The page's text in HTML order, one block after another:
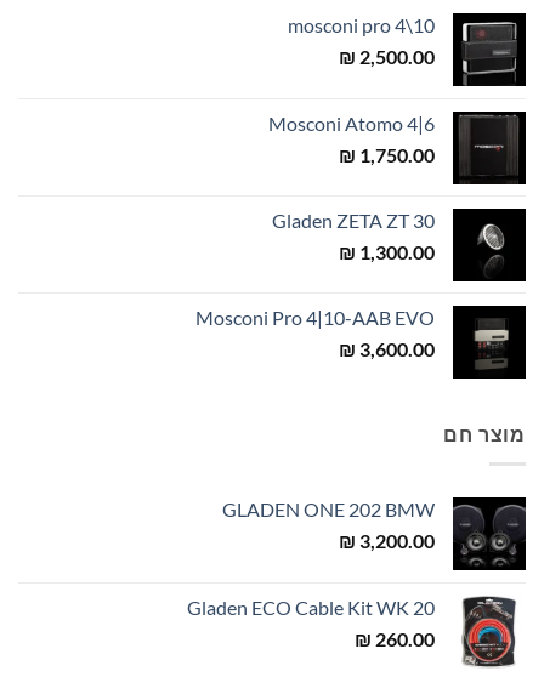
mosconi pro 4\10
₪ 2,500.00
Mosconi Atomo 4|6
₪ 1,750.00
Gladen ZETA ZT 30
₪ 1,300.00
Mosconi Pro 4|10-AAB EVO
₪ 3,600.00
מוצר חם
GLADEN ONE 202 BMW
₪ 3,200.00
Gladen ECO Cable Kit WK 20
₪ 260.00